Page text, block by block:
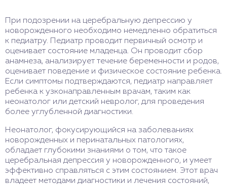
При подозрении на церебральную депрессию у
новорожденного необходимо немедленно обратиться
к педиатру. Педиатр проводит первичный осмотр и
оценивает состояние младенца. Он проводит сбор
анамнеза, анализирует течение беременности и родов,
оценивает поведение и физическое состояние ребенка.
Если симптомы подтверждаются, педиатр направляет
ребенка к узконаправленным врачам, таким как
неонатолог или детский невролог, для проведения
более углубленной диагностики.
Неонатолог, фокусирующийся на заболеваниях
новорожденных и перинатальных патологиях,
обладает глубокими знаниями о том, что такое
церебральная депрессия у новорожденного, и умеет
эффективно справляться с этим состоянием. Этот врач
владеет методами диагностики и лечения состояний,